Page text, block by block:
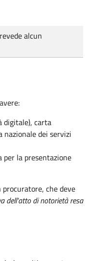
alcun
digitale), carta
nazionale dei servizi
la presentazione
che deve
dell'atto di notorietà resa